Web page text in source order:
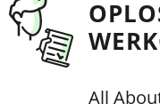
All